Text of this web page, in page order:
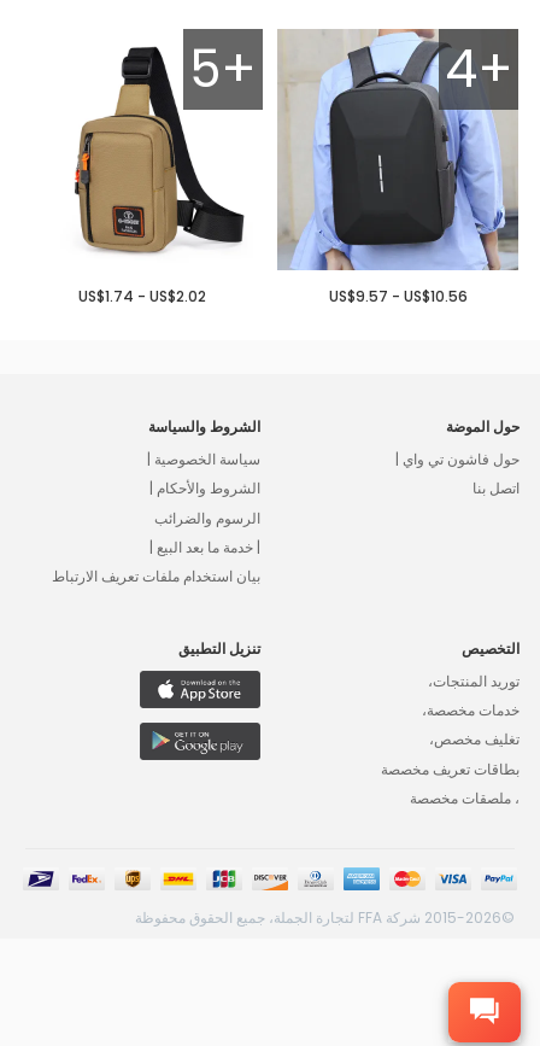
4+
US$9.57 - US$10.56
5+
US$1.74 - US$2.02
حول الموضة
حول فاشون تي واي |
اتصل بنا
الشروط والسياسة
سياسة الخصوصية |
الشروط والأحكام |
الرسوم والضرائب
| خدمة ما بعد البيع |
بيان استخدام ملفات تعريف الارتباط
التخصيص
توريد المنتجات،
خدمات مخصصة،
تغليف مخصص،
بطاقات تعريف مخصصة
، ملصقات مخصصة
تنزيل التطبيق
©2015-2026 شركة FFA لتجارة الجملة، جميع الحقوق محفوظة